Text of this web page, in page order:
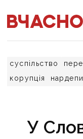
суспільство
корупція
нардепи
У